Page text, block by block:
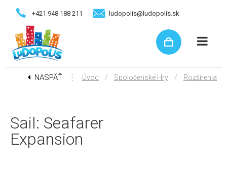
+421 948 188 211 ludopolis@ludopolis.sk
NASPÄŤ ⋮ Úvod / Spoločenské Hry / Rozšírenia
Sail: Seafarer
Expansion